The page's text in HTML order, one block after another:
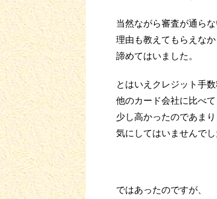
当然ながら審査が通ら
理由も教えてもらえな
諦めてはいました。
とはいえクレジット手
他のカード会社に比べて
少し高かったのであまり
気にしてはいませんでし
ではあったのですが、